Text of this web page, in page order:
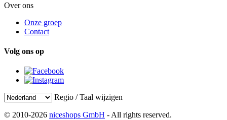
Over ons
Onze groep
Contact
Volg ons op
Regio / Taal wijzigen
© 2010-2026 niceshops GmbH - All rights reserved.